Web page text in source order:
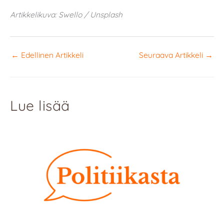
Artikkelikuva: Swello / Unsplash
← Edellinen Artikkeli Seuraava Artikkeli →
Lue lisää